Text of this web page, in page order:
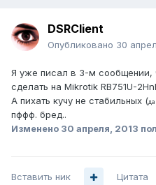
DSRClient
Опубликовано 30
Я уже писал в 3-м сообщении,
сделать на Mikrotik RB751U-
А пихать кучу не стабильных (да
пффф. бред..
Изменено 30 апреля, 2013
Вставить ник Цитата